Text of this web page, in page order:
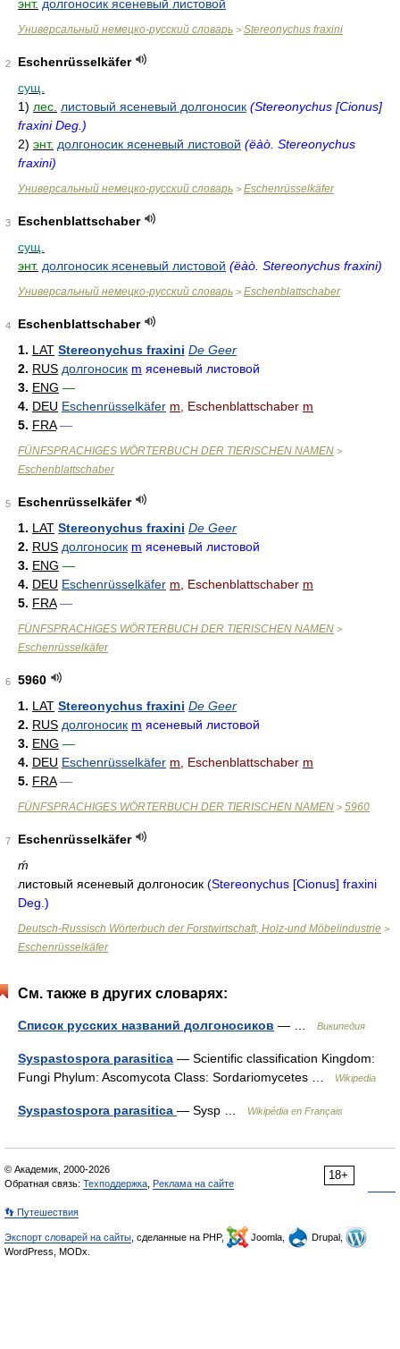
энт. долгоносик ясеневый листовой
Универсальный немецко-русский словарь > Stereonychus fraxini
2
Eschenrüsselkäfer
сущ.
1) лес. листовый ясеневый долгоносик (Stereonychus [Cionus]
fraxini Deg.)
2) энт. долгоносик ясеневый листовой (ëàò. Stereonychus
fraxini)
Универсальный немецко-русский словарь > Eschenrüsselkäfer
3
Eschenblattschaber
сущ.
энт. долгоносик ясеневый листовой (ëàò. Stereonychus fraxini)
Универсальный немецко-русский словарь > Eschenblattschaber
4
Eschenblattschaber
1. LAT Stereonychus fraxini De Geer
2. RUS долгоносик m ясеневый листовой
3. ENG —
4. DEU Eschenrüsselkäfer m , Eschenblattschaber m
5. FRA —
FÜNFSPRACHIGES WÖRTERBUCH DER TIERISCHEN NAMEN >
Eschenblattschaber
5
Eschenrüsselkäfer
1. LAT Stereonychus fraxini De Geer
2. RUS долгоносик m ясеневый листовой
3. ENG —
4. DEU Eschenrüsselkäfer m , Eschenblattschaber m
5. FRA —
FÜNFSPRACHIGES WÖRTERBUCH DER TIERISCHEN NAMEN >
Eschenrüsselkäfer
6
5960
1. LAT Stereonychus fraxini De Geer
2. RUS долгоносик m ясеневый листовой
3. ENG —
4. DEU Eschenrüsselkäfer m , Eschenblattschaber m
5. FRA —
FÜNFSPRACHIGES WÖRTERBUCH DER TIERISCHEN NAMEN > 5960
7
Eschenrüsselkäfer
ḿ
листовый ясеневый долгоносик (Stereonychus [Cionus] fraxini
Deg.)
Deutsch-Russisch Wörterbuch der Forstwirtschaft, Holz-und Möbelindustrie >
Eschenrüsselkäfer
См. также в других словарях:
Список русских названий долгоносиков — … Википедия
Syspastospora parasitica — Scientific classification Kingdom:
Fungi Phylum: Ascomycota Class: Sordariomycetes …
Wikipedia
Syspastospora parasitica — Sysp … Wikipédia en Français
18+
© Академик, 2000-2026
Обратная связь: Техподдержка Реклама на сайте
👣 Путешествия
Экспорт словарей на сайты , сделанные на PHP, Joomla,
Drupal,
WordPress, MODx.